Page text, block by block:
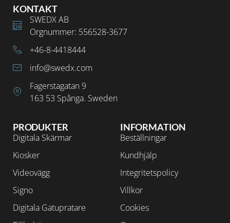
INFORMATION
Beställningar
Kundhjälp
Integritetspolicy
Villkor
Cookies
PRODUKTER
Digitala Skärmar
Kiosker
Videovägg
Signo
Digitala Gatupratare
KONTAKT
SWEDX AB
Orgnummer: 556528-3677
+46-8-4418444
info@swedx.com
Fagerstagatan 9
163 53 Spånga. Sweden